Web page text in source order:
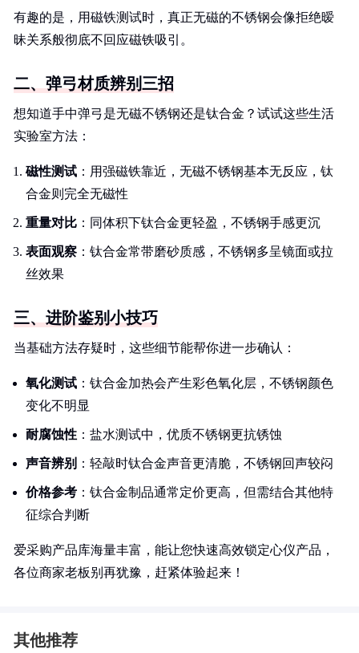
有趣的是，用磁铁测试时，真正无磁的不锈钢会像拒绝暧
昧关系般彻底不回应磁铁吸引。
二、弹弓材质辨别三招
想知道手中弹弓是无磁不锈钢还是钛合金？试试这些生活
实验室方法：
磁性测试 ：用强磁铁靠近，无磁不锈钢基本无反应，钛
合金则完全无磁性
重量对比 ：同体积下钛合金更轻盈，不锈钢手感更沉
表面观察 ：钛合金常带磨砂质感，不锈钢多呈镜面或拉
丝效果
三、进阶鉴别小技巧
当基础方法存疑时，这些细节能帮你进一步确认：
氧化测试 ：钛合金加热会产生彩色氧化层，不锈钢颜色
变化不明显
耐腐蚀性 ：盐水测试中，优质不锈钢更抗锈蚀
声音辨别 ：轻敲时钛合金声音更清脆，不锈钢回声较闷
价格参考 ：钛合金制品通常定价更高，但需结合其他特
征综合判断
爱采购产品库海量丰富，能让您快速高效锁定心仪产品，
各位商家老板别再犹豫，赶紧体验起来！
其他推荐